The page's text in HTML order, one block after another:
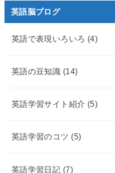
英語脳ブログ
英語で表現いろいろ (4)
英語の豆知識 (14)
英語学習サイト紹介 (5)
英語学習のコツ (5)
英語学習日記 (7)